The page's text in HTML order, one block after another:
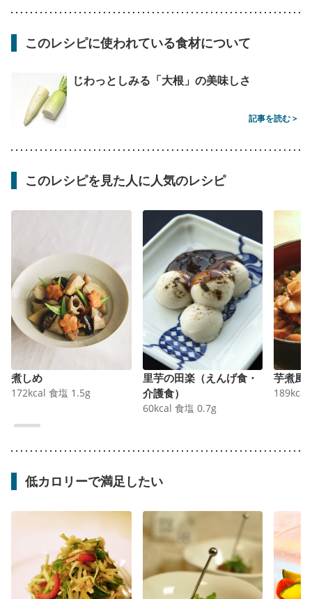
このレシピに使われている食材について
じわっとしみる「大根」の美味しさ
記事を読む >
このレシピを見た人に人気のレシピ
煮しめ
172kcal 食塩 1.5g
里芋の田楽（えんげ食・
介護食）
60kcal 食塩 0.7g
芋煮風
189kcal
低カロリーで満足したい